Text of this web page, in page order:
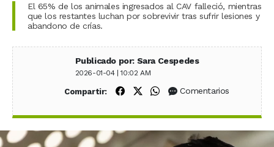
El 65% de los animales ingresados al CAV falleció, mientras
que los restantes luchan por sobrevivir tras sufrir lesiones y
abandono de crías.
Publicado por: Sara Cespedes
2026-01-04 | 10:02 AM
Compartir: Compartir en Facebook
Compartir en X (Twitter)
Compartir en WhatsApp
Comentarios